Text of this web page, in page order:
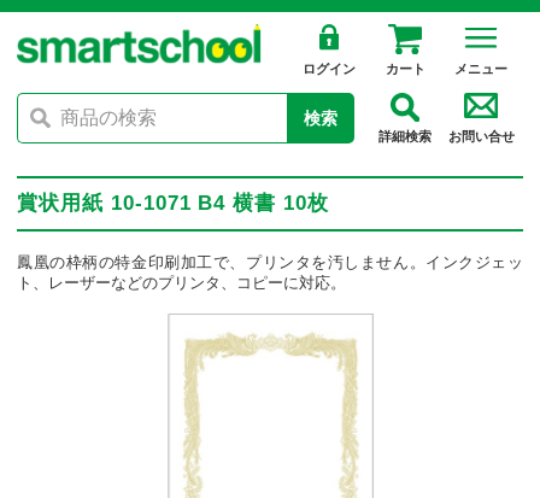
ログイン カート メニュー
検索
詳細検索 お問い合せ
賞状用紙 10-1071 B4 横書 10枚
鳳凰の枠柄の特金印刷加工で、プリンタを汚しません。インクジェッ
ト、レーザーなどのプリンタ、コピーに対応。